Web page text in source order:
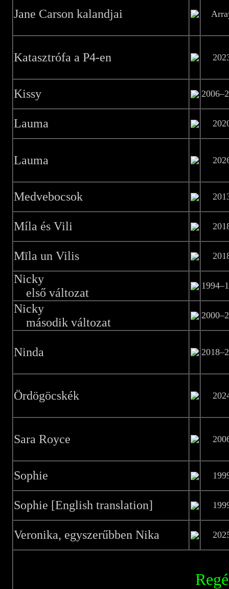
Jane Carson kalandjai
Katasztrófa a P4-en
Kissy
Lauma
Lauma
Medvebocsok
Míla és Vili
Mīla un Vilis
Nicky
első változat
Nicky
második változat
Ninda
Ördögöcskék
Sara Royce
Sophie
Sophie [English translation]
Veronika, egyszerűbben Nika